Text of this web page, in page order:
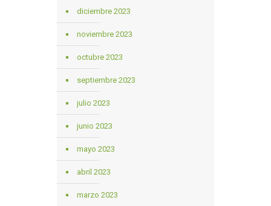
diciembre 2023
noviembre 2023
octubre 2023
septiembre 2023
julio 2023
junio 2023
mayo 2023
abril 2023
marzo 2023